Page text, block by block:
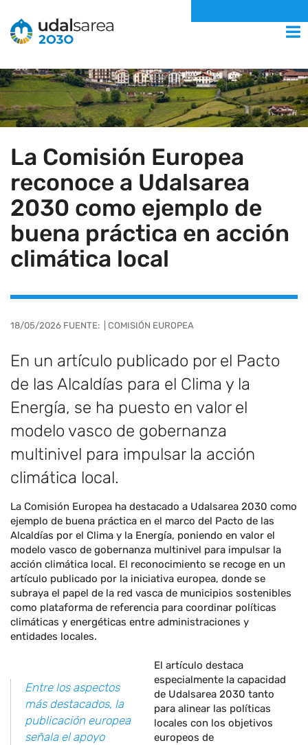
La Comisión Europea
reconoce a Udalsarea
2030 como ejemplo de
buena práctica en acción
climática local
18/05/2026 FUENTE: | COMISIÓN EUROPEA
En un artículo publicado por el Pacto
de las Alcaldías para el Clima y la
Energía, se ha puesto en valor el
modelo vasco de gobernanza
multinivel para impulsar la acción
climática local.
La Comisión Europea ha destacado a Udalsarea 2030 como
ejemplo de buena práctica en el marco del Pacto de las
Alcaldías por el Clima y la Energía, poniendo en valor el
modelo vasco de gobernanza multinivel para impulsar la
acción climática local. El reconocimiento se recoge en un
artículo publicado por la iniciativa europea, donde se
subraya el papel de la red vasca de municipios sostenibles
como plataforma de referencia para coordinar políticas
climáticas y energéticas entre administraciones y
entidades locales.
Entre los aspectos
más destacados, la
publicación europea
señala el apoyo
El artículo destaca
especialmente la capacidad
de Udalsarea 2030 tanto
para alinear las políticas
locales con los objetivos
europeos de